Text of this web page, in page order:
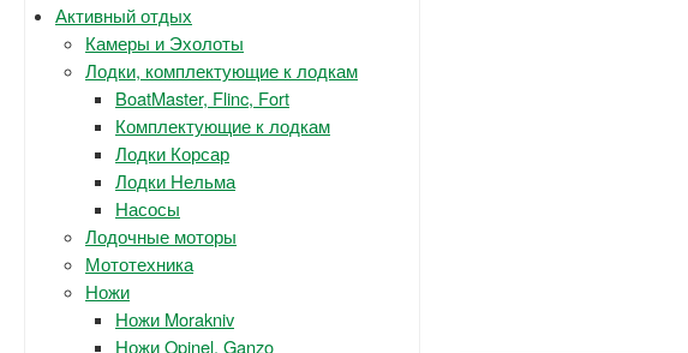
Активный отдых
Камеры и Эхолоты
Лодки, комплектующие к лодкам
BoatMaster, Flinc, Fort
Комплектующие к лодкам
Лодки Корсар
Лодки Нельма
Насосы
Лодочные моторы
Мототехника
Ножи
Ножи Morakniv
Ножи Opinel, Ganzo